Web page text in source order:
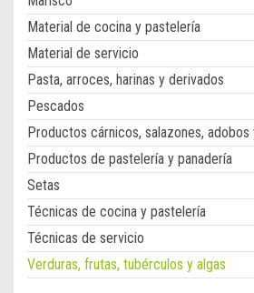
Material de cocina y pastelería
Material de servicio
Pasta, arroces, harinas y derivados
Pescados
Productos cárnicos, salazones, adobos
Productos de pastelería y panadería
Setas
Técnicas de cocina y pastelería
Técnicas de servicio
Verduras, frutas, tubérculos y algas